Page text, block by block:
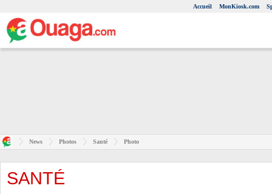
Accueil MonKiosk.com
News Photos Santé Photo
SANTÉ